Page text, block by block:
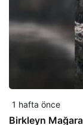
1 hafta önce
Birkleyn